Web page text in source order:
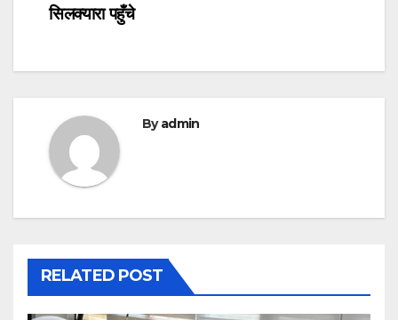
सिलक्यारा पहुँचे
Byadmin
RELATED POST